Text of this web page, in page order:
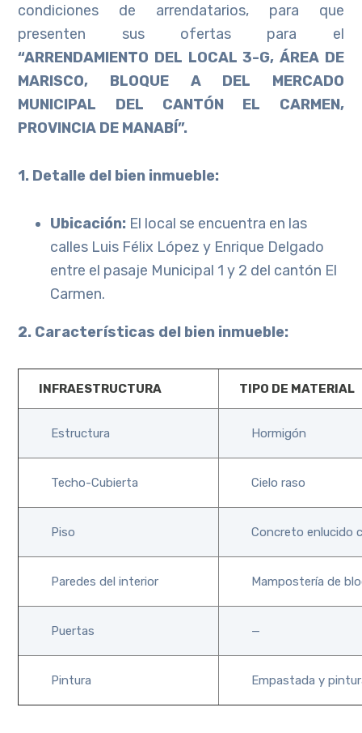
condiciones de arrendatarios, para que
presenten sus ofertas para el
“ARRENDAMIENTO DEL LOCAL 3-G, ÁREA DE
MARISCO, BLOQUE A DEL MERCADO
MUNICIPAL DEL CANTÓN EL CARMEN,
PROVINCIA DE MANABÍ”.
1. Detalle del bien inmueble:
Ubicación: El local se encuentra en las
calles Luis Félix López y Enrique Delgado
entre el pasaje Municipal 1 y 2 del cantón El
Carmen.
2. Características del bien inmueble:
INFRAESTRUCTURA TIPO DE MATERIAL
Estructura Hormigón
Techo-Cubierta Cielo raso
Piso Concreto enlucido
Paredes del interior Mampostería de
Puertas —
Pintura Empastada y